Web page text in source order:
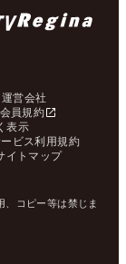
運営会社
会員規約
表示
ビス利用規約
イトマップ
コピー等は禁じま